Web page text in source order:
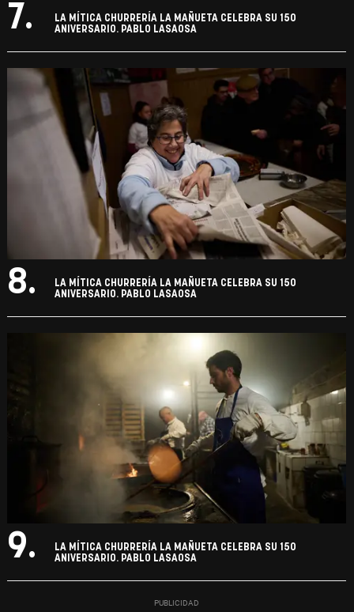
7.
LA MÍTICA CHURRERÍA LA MAÑUETA CELEBRA SU 150
ANIVERSARIO. PABLO LASAOSA
8.
LA MÍTICA CHURRERÍA LA MAÑUETA CELEBRA SU 150
ANIVERSARIO. PABLO LASAOSA
9.
LA MÍTICA CHURRERÍA LA MAÑUETA CELEBRA SU 150
ANIVERSARIO. PABLO LASAOSA